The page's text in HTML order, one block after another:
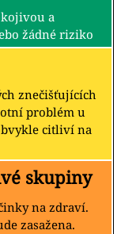
a
žádné riziko
znečišťujících
problém u
citliví na
skupiny
na zdraví.
zasažena.